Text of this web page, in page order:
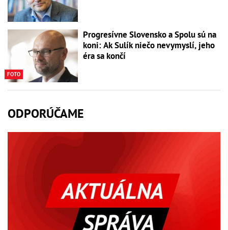
FOTO
Progresívne Slovensko a Spolu sú na
koni: Ak Sulík niečo nevymyslí, jeho
éra sa končí
ODPORÚČAME